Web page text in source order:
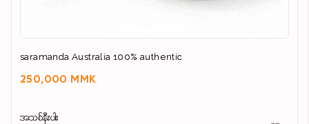
saramanda Australia 100% authentic
250,000 MMK
အသစ်နီးပါး